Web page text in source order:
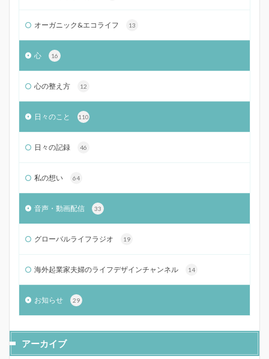
オーガニック&エコライフ 13
心 16
心の整え方 12
日々のこと 110
日々の記録 46
私の想い 64
音声・動画配信 33
グローバルライフラジオ 19
海外起業家夫婦のライフデザインチャンネル 14
お知らせ 29
アーカイブ